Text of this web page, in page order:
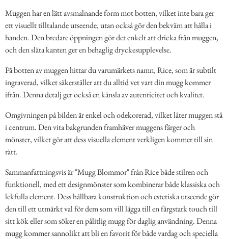
Muggen har en lätt avsmalnande form mot botten, vilket inte bara ger
ett visuellt tilltalande utseende, utan också gör den bekväm att hålla i
handen. Den bredare öppningen gör det enkelt att dricka från muggen,
och den släta kanten ger en behaglig dryckesupplevelse.
På botten av muggen hittar du varumärkets namn, Rice, som är subtilt
ingraverad, vilket säkerställer att du alltid vet vart din mugg kommer
ifrån. Denna detalj ger också en känsla av autenticitet och kvalitet.
Omgivningen på bilden är enkel och odekorerad, vilket låter muggen stå
i centrum. Den vita bakgrunden framhäver muggens färger och
mönster, vilket gör att dess visuella element verkligen kommer till sin
rätt.
Sammanfattningsvis är "Mugg Blommor" från Rice både stilren och
funktionell, med ett designmönster som kombinerar både klassiska och
lekfulla element. Dess hållbara konstruktion och estetiska utseende gör
den till ett utmärkt val för dem som vill lägga till en färgstark touch till
sitt kök eller som söker en pålitlig mugg för daglig användning. Denna
mugg kommer sannolikt att bli en favorit för både vardag och speciella